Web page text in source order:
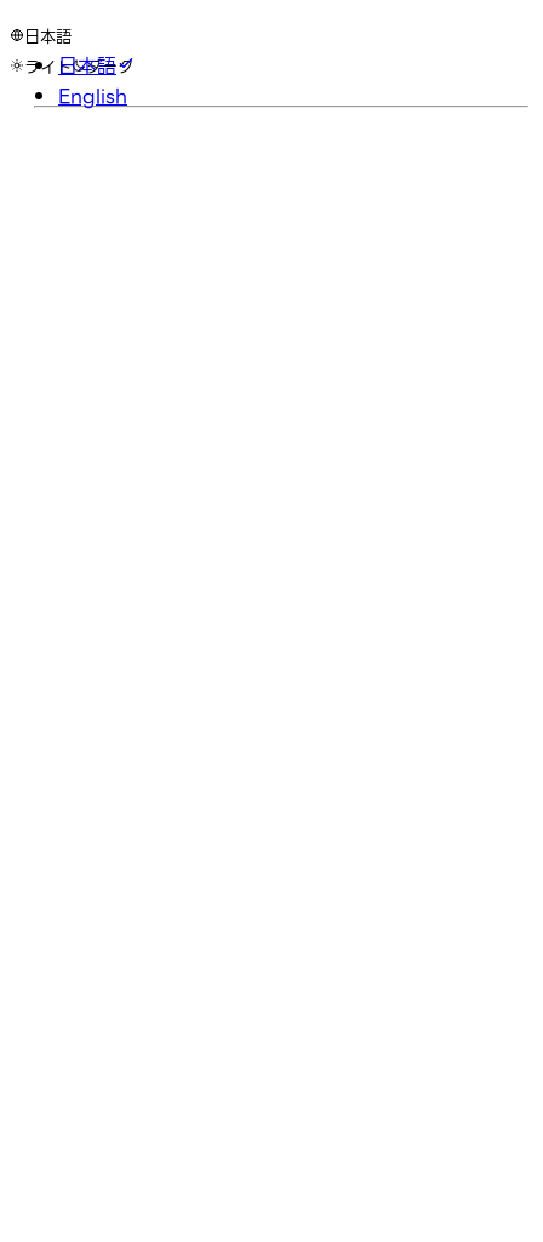
日本語
日本語
English
ライト ダーク